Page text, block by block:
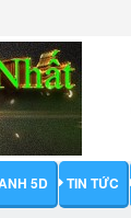
5D TIN TỨC